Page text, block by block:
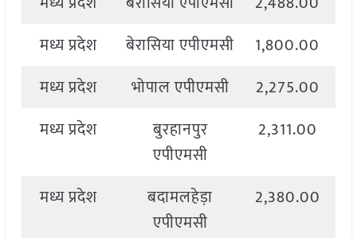
मध्य प्रदेश
बेरासिया एपीएमसी 1,800.00
मध्य प्रदेश
भोपाल एपीएमसी 2,275.00
मध्य प्रदेश
बुरहानपुर
एपीएमसी
2,311.00
मध्य प्रदेश
बदामलहेड़ा
एपीएमसी
2,380.00